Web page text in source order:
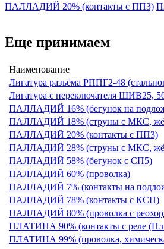
ПАЛЛАДИЙ 20% (контакты с ПП3)
Еще принимаем
Наименование
Лигатура разъёма РППГ2-48
Лигатура с переключателя ШИВ25,
ПАЛЛАДИЙ 16% (бегунок на
ПАЛЛАДИЙ 18% (струны с МКС,
ПАЛЛАДИЙ 20% (контакты с ПП3)
ПАЛЛАДИЙ 28% (струны с МКС,
ПАЛЛАДИЙ 58% (бегунок с СП5)
ПАЛЛАДИЙ 60% (проволка)
ПАЛЛАДИЙ 7% (контакты на
ПАЛЛАДИЙ 78% (контакты с КСП)
ПАЛЛАДИЙ 80% (проволка с
ПЛАТИНА 90% (контакты с реле
ПЛАТИНА 99% (проволка,